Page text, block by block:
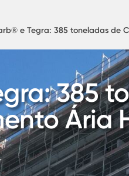
e Tegra: 385 toneladas de
385
Ária